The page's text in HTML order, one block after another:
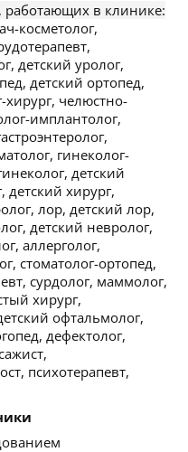
работающих в клинике:
косметолог,
детский уролог,
детский ортопед,
хирург, челюстно-
имплантолог,
гинеколог-
детский
детский хирург,
лор, детский лор,
детский невролог,
аллерголог,
стоматолог-ортопед,
сурдолог, маммолог,
хирург,
офтальмолог,
дефектолог,
психотерапевт,